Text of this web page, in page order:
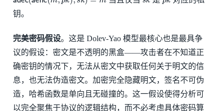
钥。
完美密码假设。这是 Dolev-Yao 模型最核心也是最具争
议的假设：密文是不透明的黑盒——攻击者在不知道正
确密钥的情况下，无法从密文中获取任何关于明文的信
息，也无法伪造密文。加密完全隐藏明文，签名不可伪
造，哈希函数是单向且无碰撞的。这一假设使得分析可
以完全聚焦于协议的逻辑结构，而不必考虑具体密码算